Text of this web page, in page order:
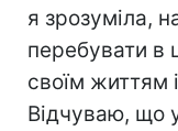
я зрозуміла,
перебувати в
своїм життям
Відчуваю, що